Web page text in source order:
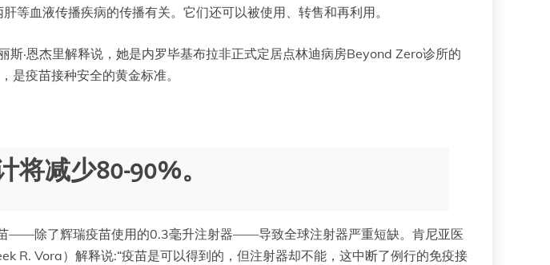
等血液传播疾病的传播有关。它们还可以被使用、转售和再利用。
·恩杰里解释说，她是内罗毕基布拉非正式定居点林迪病房Beyond Zero诊所的
疫苗接种安全的黄金标准。
减少80-90%。
——除了辉瑞疫苗使用的0.3毫升注射器——导致全球注射器严重短缺。肯尼亚医
R. Vora）解释说:“疫苗是可以得到的，但注射器却不能，这中断了例行的免疫接